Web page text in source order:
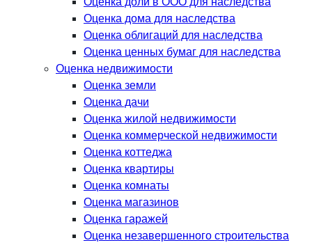
Оценка дома для наследства
Оценка облигаций для наследства
Оценка ценных бумаг для наследства
Оценка недвижимости
Оценка земли
Оценка дачи
Оценка жилой недвижимости
Оценка коммерческой недвижимости
Оценка коттеджа
Оценка квартиры
Оценка комнаты
Оценка магазинов
Оценка гаражей
Оценка незавершенного строительства